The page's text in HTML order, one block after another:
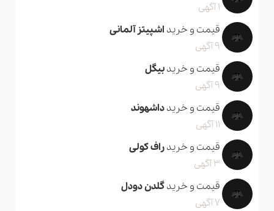
1 آگهی
قیمت و خرید اشپیتز آلمانی
9 آگهی
قیمت و خریدبیگل
9 آگهی
قیمت و خریدداشهوند
11 آگهی
قیمت و خریدراف کولی
3 آگهی
قیمت و خریدگلدن دودل
7 آگهی